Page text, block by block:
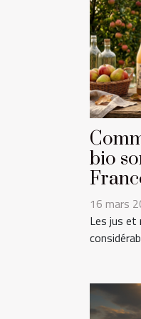
bio
16 mars
Les jus et